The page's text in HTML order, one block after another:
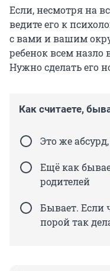
Если, несмотря на
ведите его к
с вами и вашим
ребенок всем назло
Нужно сделать его
Как считаете,
Это же
Ещё как
родителей
Бывает. Если
порой так